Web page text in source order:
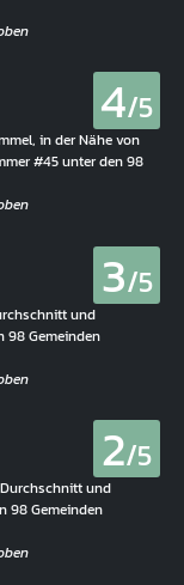
4/5
in der Nähe von
#45 unter den 98
3/5
und
98 Gemeinden
2/5
und
98 Gemeinden